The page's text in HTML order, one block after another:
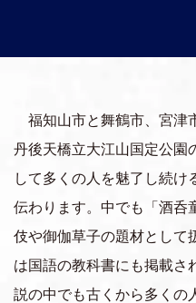
上質な旅・体験
おすすめの周遊ルート
移動体験
福知山市と舞鶴市、宮津
丹後天橋立大江山国定公園
して多くの人を魅了し続け
伝わります。中でも「酒呑
伎や御伽草子の題材として
は国語の教科書にも掲載さ
説の中でも古くから多くの